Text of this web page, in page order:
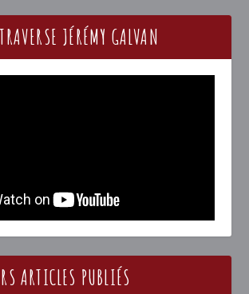
JÉRÉMY GALVAN
ARTICLES PUBLIÉS